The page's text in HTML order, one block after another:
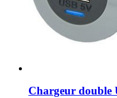
Chargeur double